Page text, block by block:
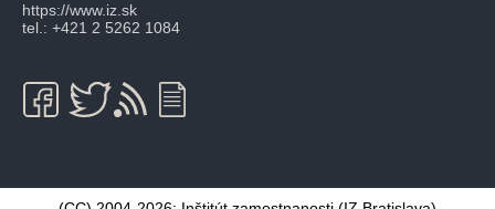
https://www.iz.sk
tel.: +421 2 5262 1084